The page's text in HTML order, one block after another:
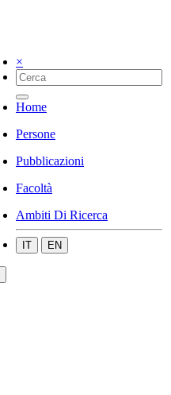
×
Home
Persone
Pubblicazioni
Facoltà
Ambiti Di Ricerca
IT EN